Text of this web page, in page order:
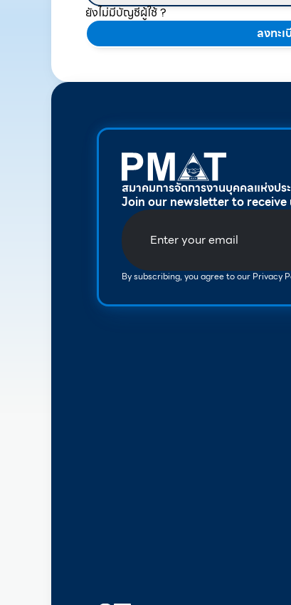
ยังไม่มีบัญชีผู้ใช้ ?
ลงทะเ
สมาคมการจัดการงานบุคคลแห่งปร
Join our newsletter to
By subscribing, you agree to our Privacy